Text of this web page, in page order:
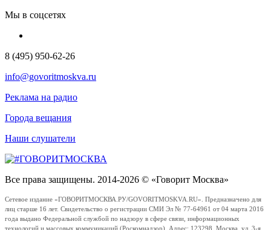
Мы в соцсетях
8 (495) 950-62-26
info@govoritmoskva.ru
Реклама на радио
Города вещания
Наши слушатели
Все права защищены. 2014-2026 © «Говорит Москва»
Сетевое издание «ГОВОРИТМОСКВА.РУ/GOVORITMOSKVA.RU». Предназначено для
лиц старше 16 лет. Свидетельство о регистрации СМИ Эл № 77-64961 от 04 марта 2016
года выдано Федеральной службой по надзору в сфере связи, информационных
технологий и массовых коммуникаций (Роскомнадзор). Адрес: 123298, Москва, ул. 3-я